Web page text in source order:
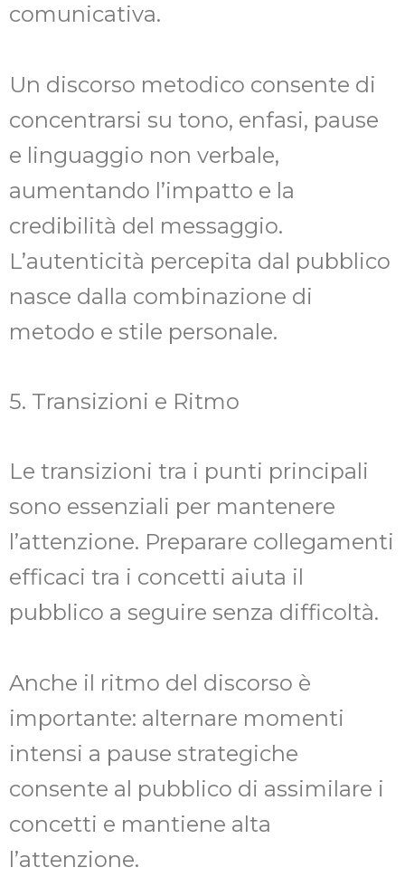
comunicativa.
Un discorso metodico consente di
concentrarsi su tono, enfasi, pause
e linguaggio non verbale,
aumentando l’impatto e la
credibilità del messaggio.
L’autenticità percepita dal pubblico
nasce dalla combinazione di
metodo e stile personale.
5. Transizioni e Ritmo
Le transizioni tra i punti principali
sono essenziali per mantenere
l’attenzione. Preparare collegamenti
efficaci tra i concetti aiuta il
pubblico a seguire senza difficoltà.
Anche il ritmo del discorso è
importante: alternare momenti
intensi a pause strategiche
consente al pubblico di assimilare i
concetti e mantiene alta
l’attenzione.